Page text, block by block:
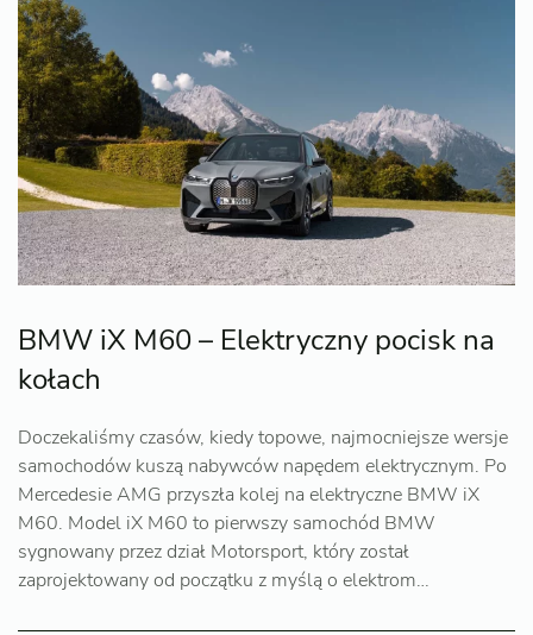
BMW iX M60 – Elektryczny pocisk na
kołach
Doczekaliśmy czasów, kiedy topowe, najmocniejsze wersje
samochodów kuszą nabywców napędem elektrycznym. Po
Mercedesie AMG przyszła kolej na elektryczne BMW iX
M60. Model iX M60 to pierwszy samochód BMW
sygnowany przez dział Motorsport, który został
zaprojektowany od początku z myślą o elektrom…